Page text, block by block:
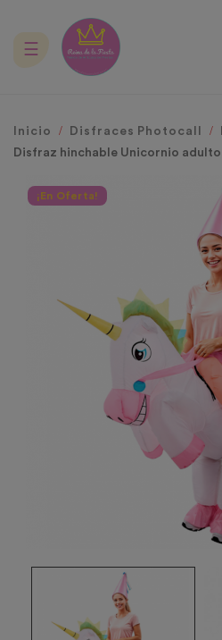
Navegación
☰
Inicio Disfraces Photocall
Disfraz hinchable Unicornio adulto
¡En Oferta!